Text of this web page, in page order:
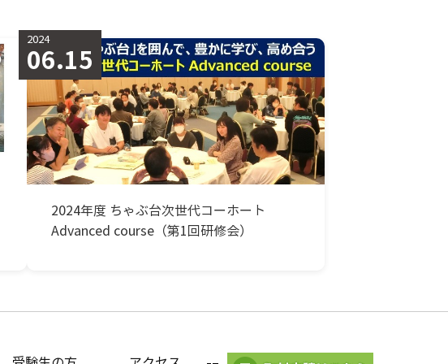
2024
06.15
2024年度 ちゃぶ台次世代コーホート
Advanced course（第1回研修会）